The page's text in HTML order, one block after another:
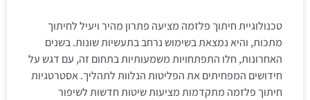
טכנולוגיית חיתוך פלזמה מציעה פתרון מהיר ויעיל לחיתוך
מתכות, והיא נמצאת בשימוש נרחב בתעשיות שונות. בשנים
האחרונות, חלו התפתחויות משמעותיות בתחום זה, עם דגש על
חידושים המפחיתים את הפליטות הנלוות לתהליך. אסטרטגיות
חיתוך פלזמה מתקדמות מציעות שיטות חדשות לשיפור